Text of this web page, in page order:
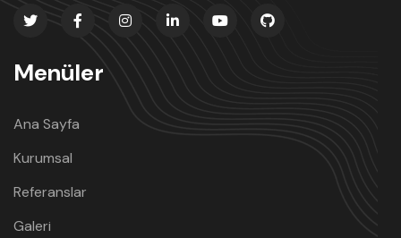
Menüler
Ana Sayfa
Kurumsal
Referanslar
Galeri